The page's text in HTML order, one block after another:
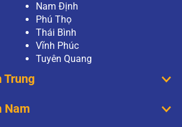
Nam Định
Phú Thọ
Thái Bình
Vĩnh Phúc
Tuyên Quang
Trung
Nam